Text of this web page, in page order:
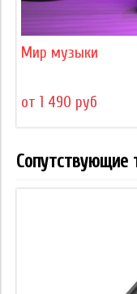
Мир музыки
от 1 490 руб
Сопутствующие